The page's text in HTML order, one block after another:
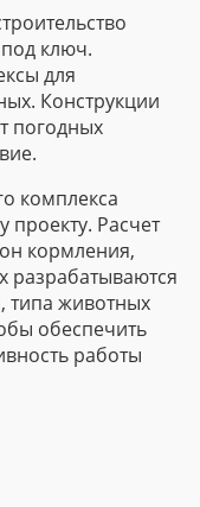
ключ.
для
Конструкции
погодных
комплекса
проекту. Расчет
кормления,
разрабатываются
типа животных
обеспечить
работы